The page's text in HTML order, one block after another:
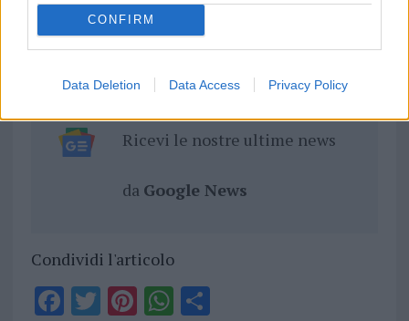
CONFIRM
Data Deletion Data Access Privacy Policy
Entra nel canale telegram di
GalluraOggi.it
Ricevi le nostre ultime news
da Google News
Condividi l'articolo
F T PiWS